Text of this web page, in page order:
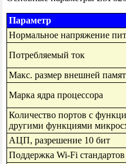
Параметр
Нормальное напряжение
Потребляемый ток
Макс. размер внешней
Марка ядра процессора
Количество портов с
другими функциями
АЦП, разрешение 10 бит
Поддержка Wi-Fi стандартов